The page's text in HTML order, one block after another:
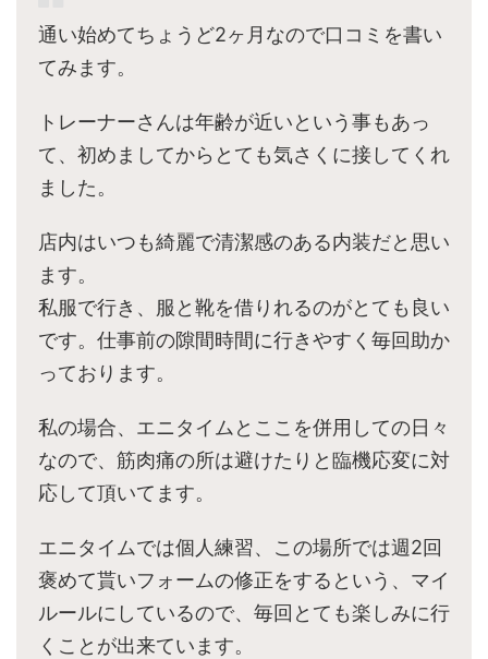
通い始めてちょうど2ヶ月なので口コミを書い
てみます。
トレーナーさんは年齢が近いという事もあっ
て、初めましてからとても気さくに接してくれ
ました。
店内はいつも綺麗で清潔感のある内装だと思い
ます。
私服で行き、服と靴を借りれるのがとても良い
です。仕事前の隙間時間に行きやすく毎回助か
っております。
私の場合、エニタイムとここを併用しての日々
なので、筋肉痛の所は避けたりと臨機応変に対
応して頂いてます。
エニタイムでは個人練習、この場所では週2回
褒めて貰いフォームの修正をするという、マイ
ルールにしているので、毎回とても楽しみに行
くことが出来ています。